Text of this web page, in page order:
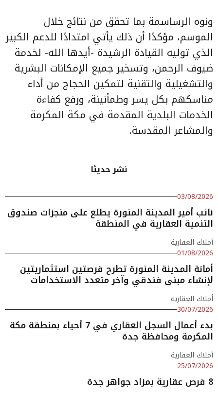
ونوه الرساسمة بما تحقق من نتائج خلال
الموسم، مؤكدًا أن ذلك يأتي امتدادًا للدعم الكبير
الذي توليه القيادة الرشيدة -أيدها الله- لخدمة
ضيوف الرحمن، وتسخير جميع الإمكانات البشرية
والتشغيلية والتقنية لتمكين الحجاج من أداء
مناسكهم بكل يسر وطمأنينة، ورفع كفاءة
الخدمات البلدية المقدمة في مكة المكرمة
والمشاعر المقدسة.
نشر حديثا
03/08/2026
نائب أمير المدينة المنورة يطلع على منجزات صندوق
التنمية العقارية في المنطقة
أملاك العقارية
01/08/2026
أمانة المدينة المنورة تطرح فرصتين استثماريتين
لإنشاء مبنى فندقي وآخر متعدد الاستخدامات
أملاك العقارية
30/07/2026
بدء أعمال السجل العقاري في 7 أحياء بمنطقة مكة
المكرمة ومحافظة جدة
أملاك العقارية
25/07/2026
8 فرص عقارية بمزاد جواهر جدة